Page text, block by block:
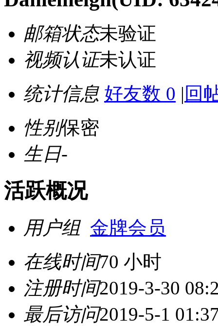
邮箱状态未验证
视频认证未认证
统计信息 好友数 0 | 回
性别保密
生日-
活跃概况
用户组 金牌会员
在线时间70 小时
注册时间2019-3-30
最后访问2019-5-1